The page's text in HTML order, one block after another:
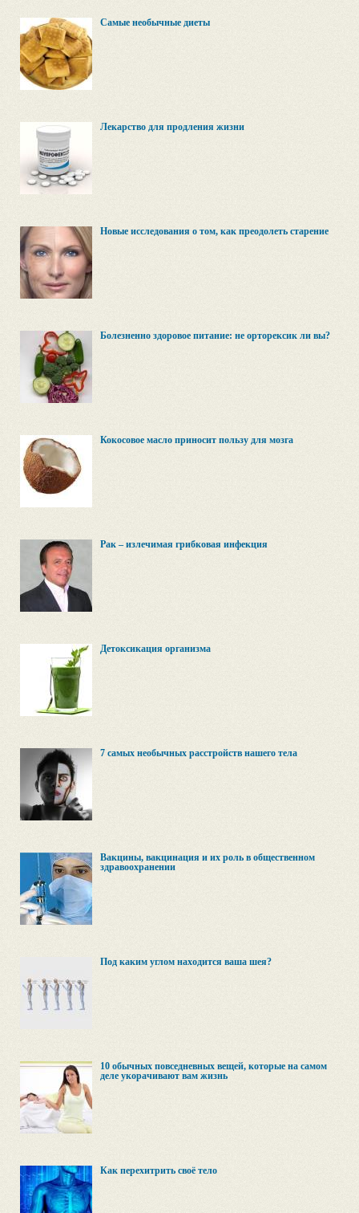
Самые необычные диеты
Лекарство для продления жизни
Новые исследования о том, как преодолеть старение
Болезненно здоровое питание: не орторексик ли вы?
Кокосовое масло приносит пользу для мозга
Рак – излечимая грибковая инфекция
Детоксикация организма
7 самых необычных расстройств нашего тела
Вакцины, вакцинация и их роль в общественном
здравоохранении
Под каким углом находится ваша шея?
10 обычных повседневных вещей, которые на самом
деле укорачивают вам жизнь
Как перехитрить своё тело